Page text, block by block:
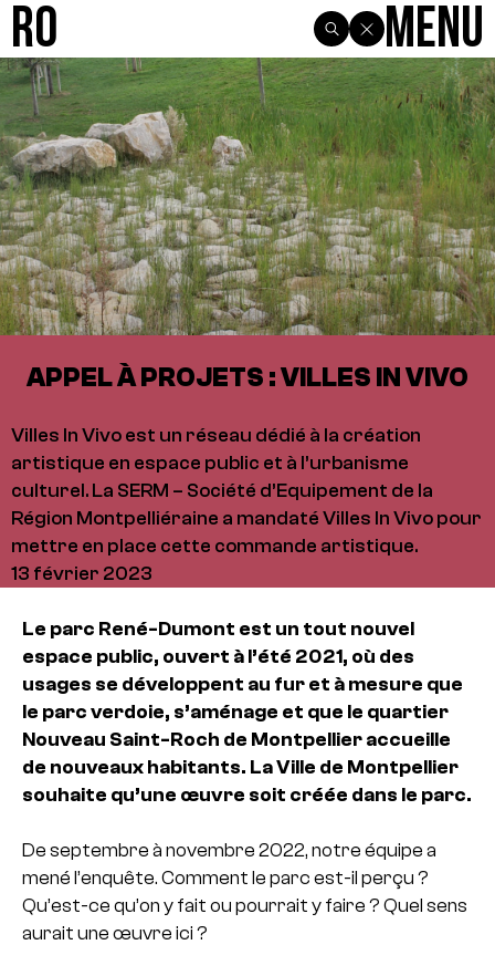
R0 Menu
APPEL À PROJETS : VILLES IN VIVO
Villes In Vivo est un réseau dédié à la création
artistique en espace public et à l’urbanisme
culturel. La SERM – Société d’Equipement de la
Région Montpelliéraine a mandaté Villes In Vivo pour
mettre en place cette commande artistique.
13 février 2023
Le parc René-Dumont est un tout nouvel
espace public, ouvert à l’été 2021, où des
usages se développent au fur et à mesure que
le parc verdoie, s’aménage et que le quartier
Nouveau Saint-Roch de Montpellier accueille
de nouveaux habitants. La Ville de Montpellier
souhaite qu’une œuvre soit créée dans le parc.
De septembre à novembre 2022, notre équipe a
mené l’enquête. Comment le parc est-il perçu ?
Qu’est-ce qu’on y fait ou pourrait y faire ? Quel sens
aurait une œuvre ici ?